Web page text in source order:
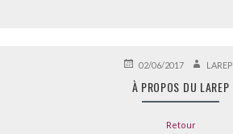
PUBLIÉ02/06/2017 AUTEUR
LAREP
À PROPOS DU LAREP
Retour